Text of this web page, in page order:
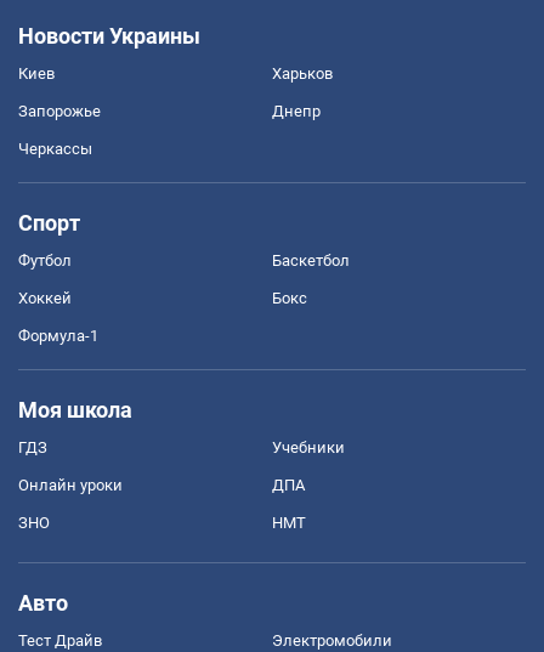
Новости Украины
Киев Харьков
Запорожье Днепр
Черкассы
Спорт
Футбол Баскетбол
Хоккей Бокс
Формула-1
Моя школа
ГДЗ Учебники
Онлайн уроки ДПА
ЗНО НМТ
Авто
Тест Драйв Электромобили